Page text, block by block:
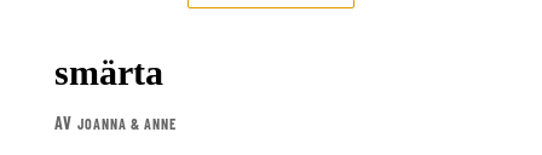
smärta
AV JOANNA & ANNE